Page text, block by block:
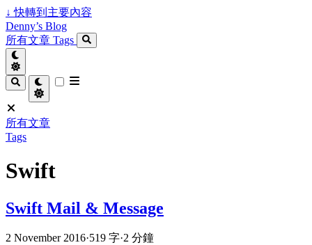
↓ 快轉到主要內容
Denny’s Blog
所有文章 Tags
所有文章
Tags
Swift
Swift Mail & Message
2 November 2016·519 字·2 分鐘